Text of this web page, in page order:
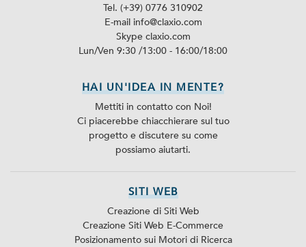
Tel. (+39) 0776 310902
E-mail info@claxio.com
Skype claxio.com
Lun/Ven 9:30 /13:00 - 16:00/18:00
HAI UN'IDEA IN MENTE?
Mettiti in contatto con Noi!
Ci piacerebbe chiacchierare sul tuo
progetto e discutere su come
possiamo aiutarti.
SITI WEB
Creazione di Siti Web
Creazione Siti Web E-Commerce
Posizionamento sui Motori di Ricerca